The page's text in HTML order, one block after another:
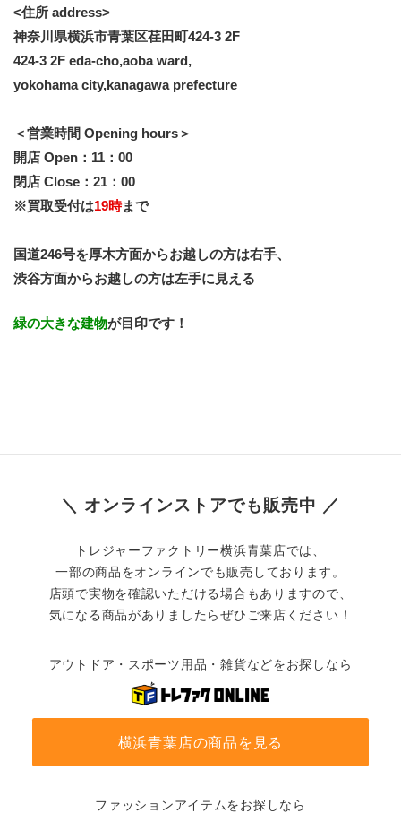
<住所 address>
神奈川県横浜市青葉区荏田町424-3 2F
424-3 2F eda-cho,aoba ward,
yokohama city,kanagawa prefecture
＜営業時間 Opening hours＞
開店 Open：11：00
閉店 Close：21：00
※買取受付は19時まで
国道246号を厚木方面からお越しの方は右手、
渋谷方面からお越しの方は左手に見える
緑の大きな建物が目印です！
＼ オンラインストアでも販売中 ／
トレジャーファクトリー横浜青葉店では、
一部の商品をオンラインでも販売しております。
店頭で実物を確認いただける場合もありますので、
気になる商品がありましたらぜひご来店ください！
アウトドア・スポーツ用品・雑貨などをお探しなら
横浜青葉店の商品を見る
ファッションアイテムをお探しなら